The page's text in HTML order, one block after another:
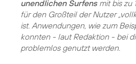
unendlichen Surfensmit bis zu
für den Großteil der Nutzer
ist. Anwendungen, wie zum
konnten - laut Redaktion - bei
problemlos genutzt werden.